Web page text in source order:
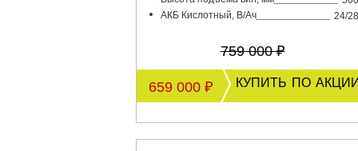
АКБ Кислотный, В/Ач
24/
759 000 ₽
659 000 ₽ купить по